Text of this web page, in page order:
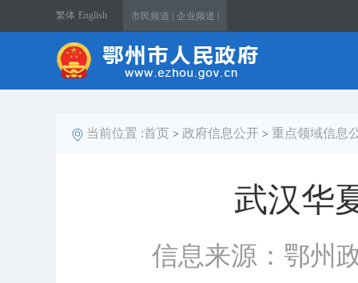
繁体 English 市民频道 | 企业频道 |
当前位置 :首页 > 政府信息公开 > 重点领域信息
武汉华
信息来源：鄂州